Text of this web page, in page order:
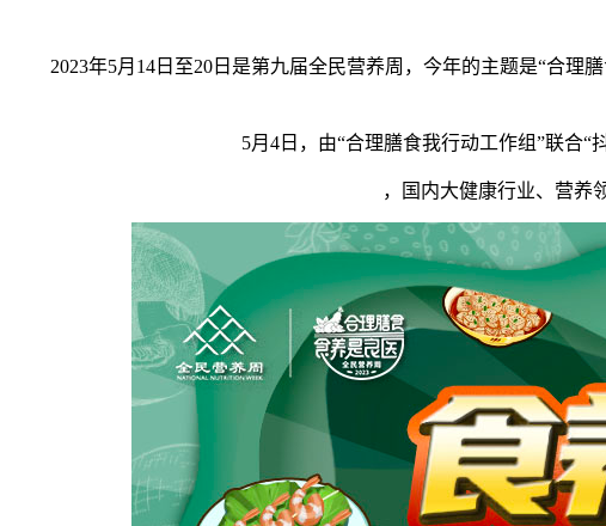
2023年5月14日至20日是第九届全民营养周，今年的主题是“合理膳
5月4日，由“合理膳食我行动工作组”联合“
，国内大健康行业、营养领